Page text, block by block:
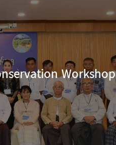
Workshop